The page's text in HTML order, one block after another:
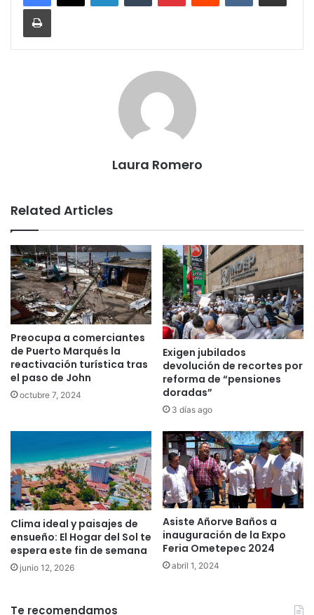
Print
Laura Romero
Related Articles
Preocupa a comerciantes
de Puerto Marqués la
reactivación turística tras
el paso de John
octubre 7, 2024
Exigen jubilados
devolución de recortes por
reforma de “pensiones
doradas”
3 días ago
Clima ideal y paisajes de
ensueño: El Hogar del Sol te
espera este fin de semana
junio 12, 2026
Asiste Añorve Baños a
inauguración de la Expo
Feria Ometepec 2024
abril 1, 2024
Te recomendamos